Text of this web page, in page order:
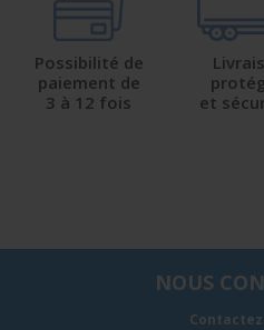
Possibilité de
paiement de
3 à 12 fois
et
NOUS